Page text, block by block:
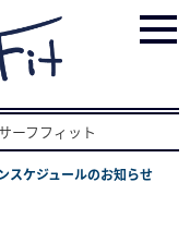
ーフフィット
スケジュールのお知らせ